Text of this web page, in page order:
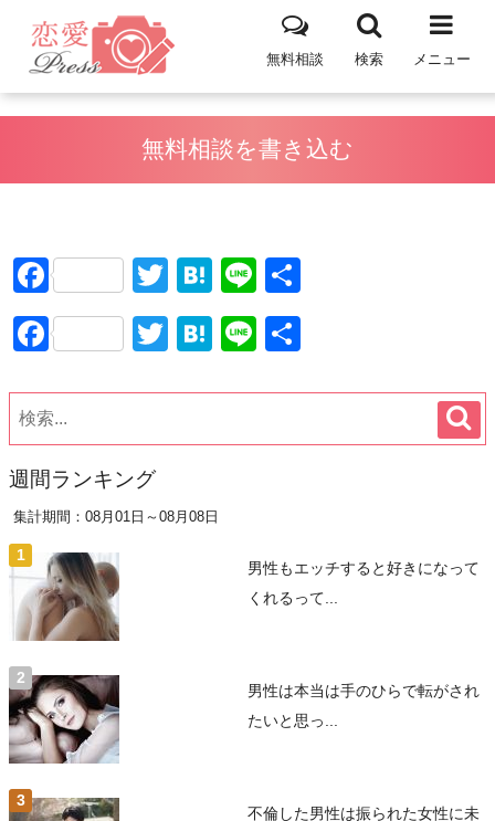
メニュー
検索
無料相談
無料相談を書き込む
FacebookTwitter
Hatena
Line
FacebookTwitter
Hatena
Line
週間ランキング
集計期間：08月01日～08月08日
男性もエッチすると好きになって
くれるって...
男性は本当は手のひらで転がされ
たいと思っ...
不倫した男性は振られた女性に未